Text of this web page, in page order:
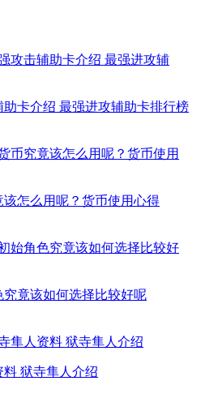
卡介绍 最强进攻辅助卡排行榜
怎么用呢？货币使用心得
竟该如何选择比较好呢
狱寺隼人介绍